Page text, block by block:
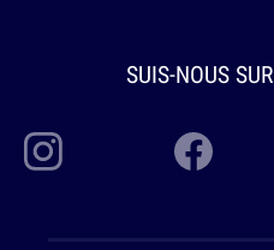
SUIS-NOUS SUR